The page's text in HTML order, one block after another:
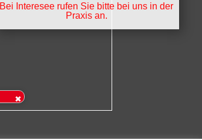
Bei Interesee rufen Sie bitte bei uns in der
Praxis an.